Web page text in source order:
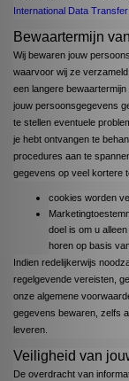
International Data
Bewaartermijn
Wij bewaren jouw
waarvoor wij ze
een langere
jouw persoonsgegevens
te stellen eventuele
je hebt ontvangen te
procedures aan te
gegevens op veel kortere
cookies worden
doel is om u
horen op basis
Indien redelijkerwijs
regelgevende vereisten,
onze algemene
gegevens bewaren, zelfs
leveren.
Veiligheid van
De overdracht van